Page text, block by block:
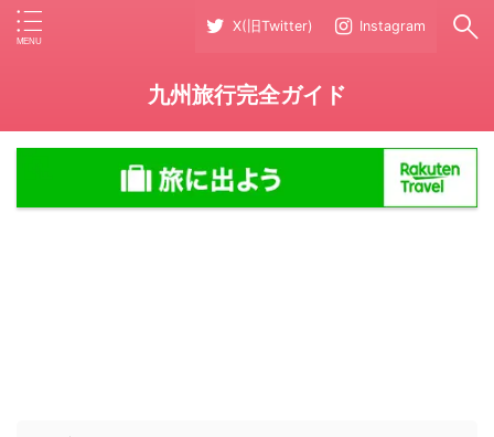
X(旧Twitter) Instagram
九州旅行完全ガイド